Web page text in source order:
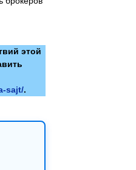
этой
sajt/.